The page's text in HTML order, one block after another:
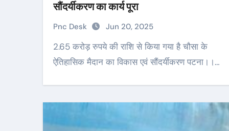
सौंदर्यीकरण का कार्य पूरा
Pnc Desk Jun 20, 2025
2.65 करोड़ रुपये की राशि से किया गया है चौसा के
ऐतिहासिक मैदान का विकास एवं सौंदर्यीकरण पटना।।…